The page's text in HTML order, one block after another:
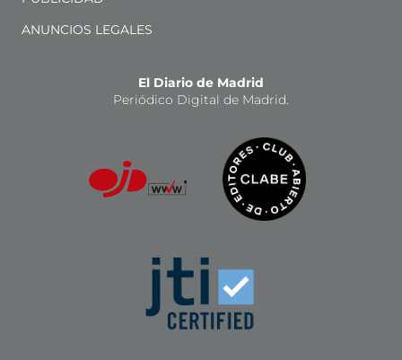
ANUNCIOS LEGALES
El Diario de Madrid
Periódico Digital de Madrid.